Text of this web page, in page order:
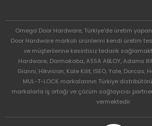
Omega Door Hardware, Türkiye'de üretim
Door Hardware markalı ürünlerini kendi üretim
ve müşterilerine kesintisiz tedarik
Hardware; Dormakaba, ASSA ABLOY, Adams
Gianni, Hikvision, Kale Kilit, ISEO, Yale, Dorcas,
MUL-T-LOCK markalarının Türkiye
markalarla iş ortağı ve çözüm sağlayıcısı
vermektedir.